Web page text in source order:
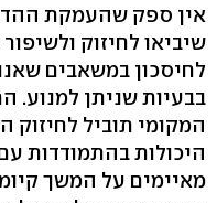
אין ספק שהעמקת
שיביאו לחיזוק
לחיסכון במשאבים
בבעיות שניתן למנוע.
המקומי תוביל
היכולות בהתמודדות
מאיימים על המשך